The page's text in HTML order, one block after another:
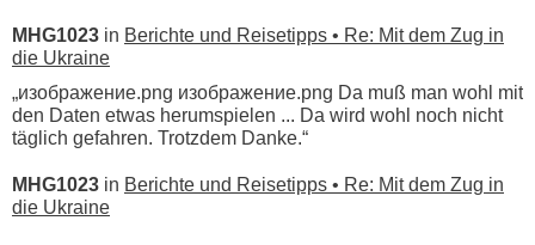
MHG1023 in Berichte und Reisetipps • Re: Mit dem Zug in
die Ukraine
„изображение.png изображение.png Da muß man wohl mit
den Daten etwas herumspielen ... Da wird wohl noch nicht
täglich gefahren. Trotzdem Danke.“
MHG1023 in Berichte und Reisetipps • Re: Mit dem Zug in
die Ukraine